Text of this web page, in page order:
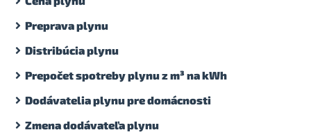
Preprava plynu
Distribúcia plynu
Prepočet spotreby plynu z m³ na kWh
Dodávatelia plynu pre domácnosti
Zmena dodávateľa plynu